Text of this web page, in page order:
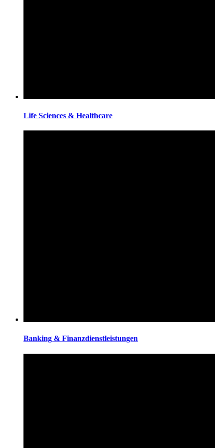
Life Sciences & Healthcare
Banking & Finanzdienstleistungen